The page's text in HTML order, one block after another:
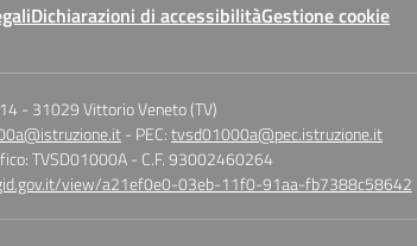
Dichiarazioni di accessibilitàGestione cookie
- 31029 Vittorio Veneto (TV)
- PEC:tvsd01000a@pec.istruzione.it
TVSD01000A- C.F. 93002460264
view/a21ef0e0-03eb-11f0-91aa-fb7388c58642